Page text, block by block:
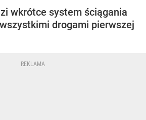
wkrótce system ściągania
drogami pierwszej